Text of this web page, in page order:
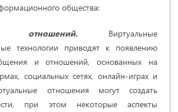
общества:
отношений. Виртуальные
технологии приводят к появлению
и отношений, основанных на
социальных сетях, онлайн-играх и
отношения могут создать
при этом некоторые аспекты